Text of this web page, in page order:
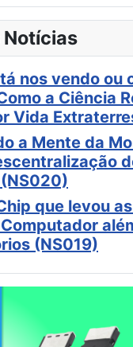
Notícias
nos vendo ou
a Ciência
Vida
a Mente da
que levou
(NS019)